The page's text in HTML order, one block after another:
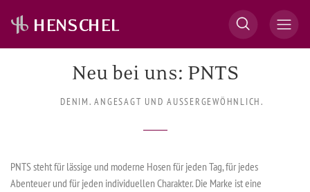
Neu bei uns: PNTS
DENIM. ANGESAGT UND AUSSERGEWÖHNLICH.
PNTS steht für lässige und moderne Hosen für jeden Tag, für jedes
Abenteuer und für jeden individuellen Charakter. Die Marke ist eine